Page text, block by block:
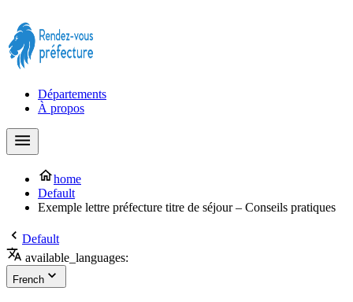
Départements
À propos
home
Default
Exemple lettre préfecture titre de séjour – Conseils pratiques
Default
available_languages:
French